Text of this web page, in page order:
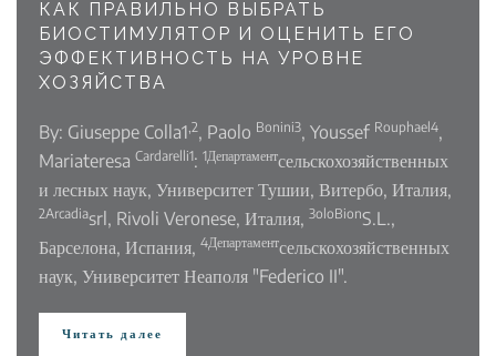
КАК ПРАВИЛЬНО ВЫБРАТЬ
БИОСТИМУЛЯТОР И ОЦЕНИТЬ ЕГО
ЭФФЕКТИВНОСТЬ НА УРОВНЕ
ХОЗЯЙСТВА
By: Giuseppe Colla1,2, Paolo Bonini3, Youssef Rouphael4,
Mariateresa Cardarelli1: 1Департаментсельскохозяйственных
и лесных наук, Университет Тушии, Витербо, Италия,
2Arcadiasrl, Rivoli Veronese, Италия, 3oloBionS.L.,
Барселона, Испания, 4Департаментсельскохозяйственных
наук, Университет Неаполя "Federico II".
Читать далее